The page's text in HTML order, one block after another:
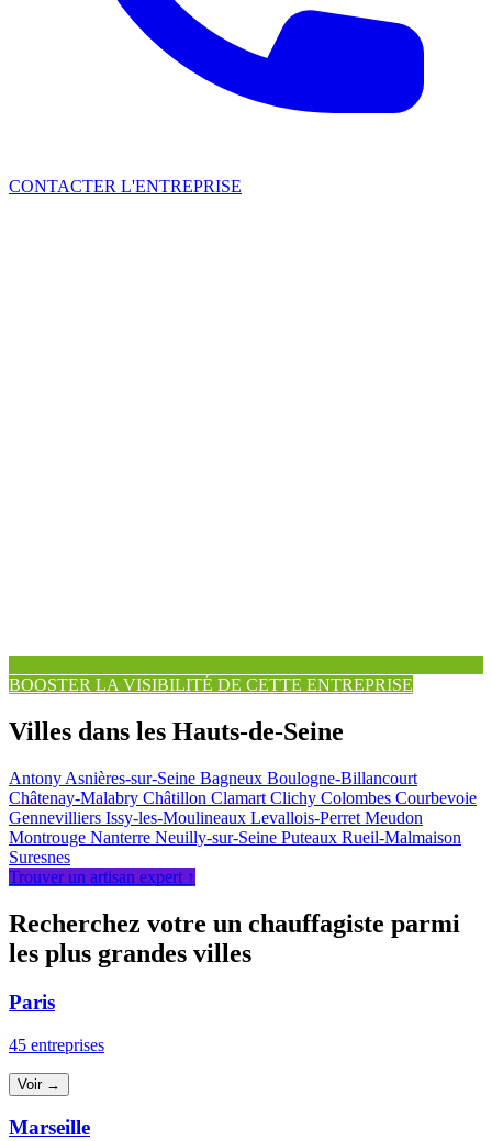
CONTACTER L'ENTREPRISE
BOOSTER LA VISIBILITÉ DE CETTE ENTREPRISE
Villes dans les Hauts-de-Seine
Antony Asnières-sur-Seine Bagneux Boulogne-Billancourt
Châtenay-Malabry Châtillon Clamart Clichy Colombes Courbevoie
Gennevilliers Issy-les-Moulineaux Levallois-Perret Meudon
Montrouge Nanterre Neuilly-sur-Seine Puteaux Rueil-Malmaison
Suresnes
Trouver un artisan expert ↑
Recherchez votre un chauffagiste parmi
les plus grandes villes
Paris
45 entreprises
Voir →
Marseille